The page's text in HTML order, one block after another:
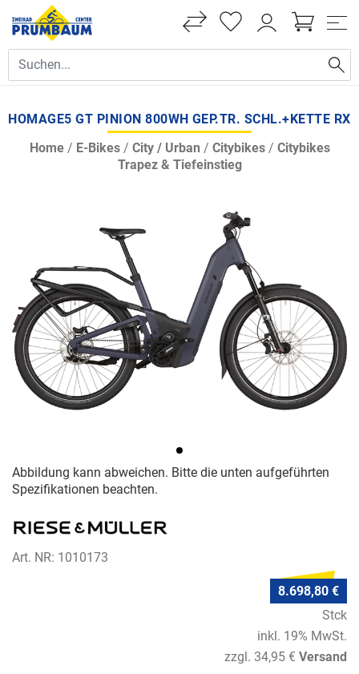
HOMAGE5 GT PINION 800WH GEP.TR. SCHL.+KETTE RX
Home/ E-Bikes/ City / Urban / Citybikes/ Citybikes
Trapez & Tiefeinstieg
Abbildung kann abweichen. Bitte die unten aufgeführten
Spezifikationen beachten.
Art. NR: 1010173
8.698,80 €
Stck
inkl. 19% MwSt.
zzgl. 34,95 € Versand